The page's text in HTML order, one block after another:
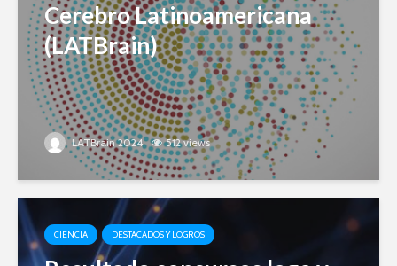
Cerebro Latinoamericana
(LATBrain)
LATBrain 2024 512 views
CIENCIA DESTACADOS Y LOGROS